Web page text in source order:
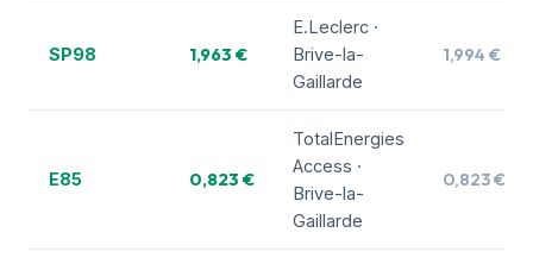
SP98 1,963 €
E.Leclerc ·
Brive-la-
Gaillarde
1,994 €
E85 0,823 €
TotalEnergies
Access ·
Brive-la-
Gaillarde
0,823 €